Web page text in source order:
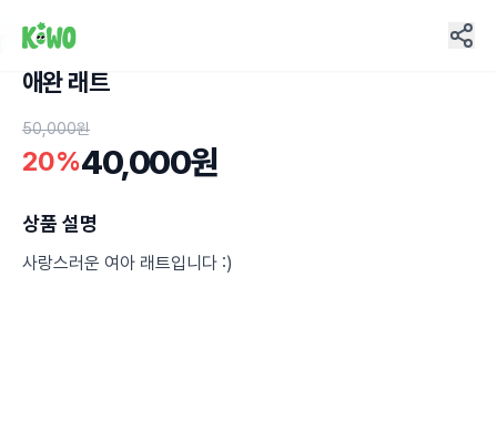
애완 래트
50,000원
20%40,000원
상품 설명
사랑스러운 여아 래트입니다 :)